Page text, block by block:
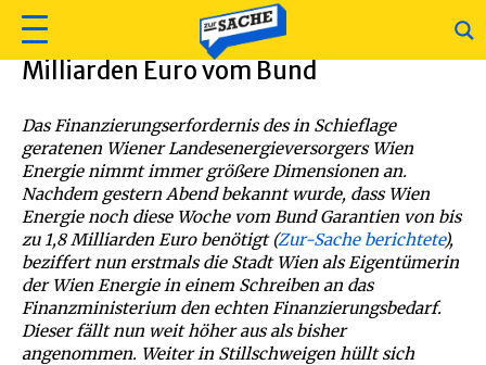
Wien Energie braucht mehrere
Milliarden Euro vom Bund
Das Finanzierungserfordernis des in Schieflage
geratenen Wiener Landesenergieversorgers Wien
Energie nimmt immer größere Dimensionen an.
Nachdem gestern Abend bekannt wurde, dass Wien
Energie noch diese Woche vom Bund Garantien von bis
zu 1,8 Milliarden Euro benötigt (Zur-Sache berichtete),
beziffert nun erstmals die Stadt Wien als Eigentümerin
der Wien Energie in einem Schreiben an das
Finanzministerium den echten Finanzierungsbedarf.
Dieser fällt nun weit höher aus als bisher
angenommen. Weiter in Stillschweigen hüllt sich